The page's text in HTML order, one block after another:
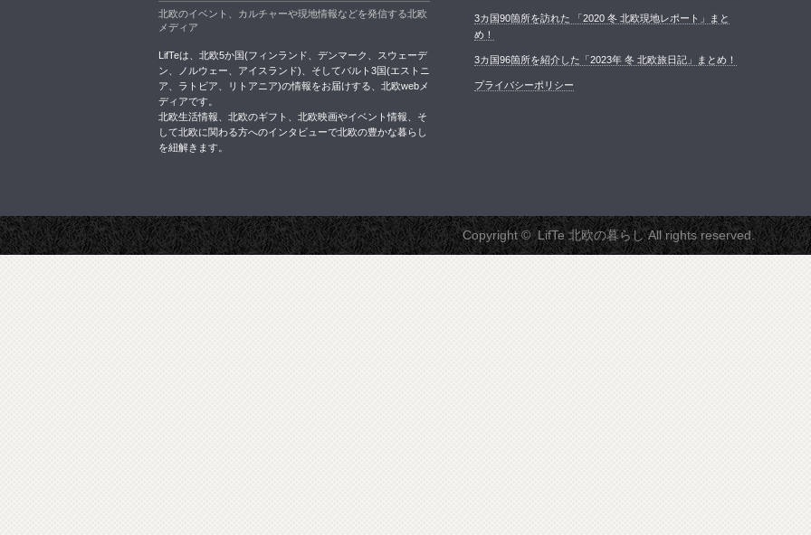
3カ国90箇所を訪れた 「2020 冬 北欧現地レポート」まと
め！
3カ国96箇所を紹介した「2023年 冬 北欧旅日記」まとめ！
プライバシーポリシー
北欧のイベント、カルチャーや現地情報などを発信する北欧
メディア
LifTeは、北欧5か国(フィンランド、デンマーク、スウェーデ
ン、ノルウェー、アイスランド)、そしてバルト3国(エストニ
ア、ラトビア、リトアニア)の情報をお届けする、北欧webメ
ディアです。
北欧生活情報、北欧のギフト、北欧映画やイベント情報、そ
して北欧に関わる方へのインタビューで北欧の豊かな暮らし
を紐解きます。
Copyright ©LifTe 北欧の暮らしAll rights reserved.